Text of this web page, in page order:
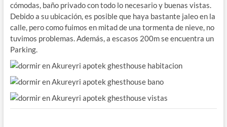
cómodas, baño privado con todo lo necesario y buenas vistas.
Debido a su ubicación, es posible que haya bastante jaleo en la
calle, pero como fuimos en mitad de una tormenta de nieve, no
tuvimos problemas. Además, a escasos 200m se encuentra un
Parking.